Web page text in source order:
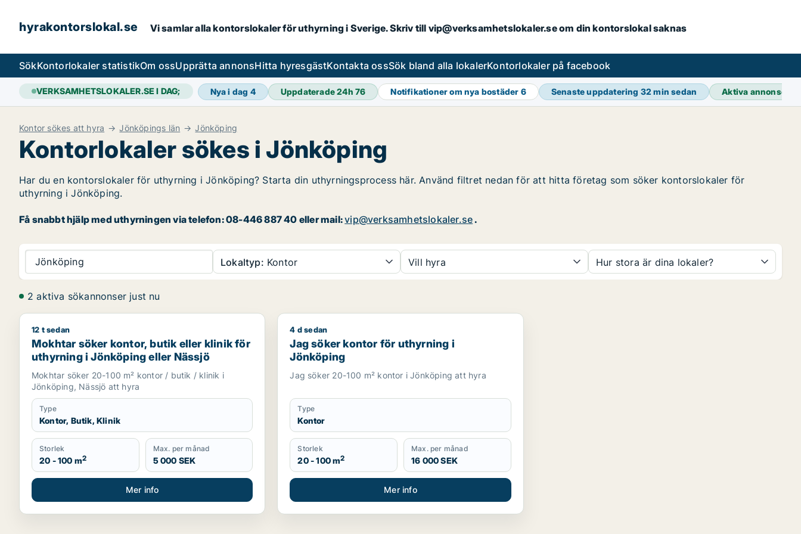
hyrakontorslokal.se Vi samlar alla kontorslokaler för uthyrning i Sverige. Skriv till vip@verksamhetslokaler.se om din kontorslokal saknas
SökKontorlokaler statistikOm ossUpprätta annonsHitta hyresgästKontakta ossSök bland alla lokalerKontorlokaler på facebook
VERKSAMHETSLOKALER.SE I DAG; Nya i dag 4 Uppdaterade 24h76 Notifikationer om nya bostäder 6 Senaste uppdatering 32 min sedan Aktiva annonser
Kontor sökes att hyra Jönköpings län Jönköping
Kontorlokaler sökes i Jönköping
Har du en kontorslokaler för uthyrning i Jönköping? Starta din uthyrningsprocess här. Använd filtret nedan för att hitta företag som söker kontorslokaler för
uthyrning i Jönköping.
Få snabbt hjälp med uthyrningen via telefon: 08-446 887 40 eller mail:vip@verksamhetslokaler.se.
Jönköping Lokaltyp: Kontor Vill hyra Hur stora är dina lokaler?
2 aktiva sökannonser just nu
Mokhtar söker kontor, butik eller klinik för uthyrning i Jönköping eller Nässjö
12 t sedan
Mokhtar söker kontor, butik eller klinik för
uthyrning i Jönköping eller Nässjö
Mokhtar söker 20-100 m² kontor / butik / klinik i
Jönköping, Nässjö att hyra
Type
Kontor, Butik, Klinik
Storlek
20 - 100 m2
Max. per månad
5 000 SEK
Mer info
Jag söker kontor för uthyrning i Jönköping
4 d sedan
Jag söker kontor för uthyrning i
Jönköping
Jag söker 20-100 m² kontor i Jönköping att hyra
Type
Kontor
Storlek
20 - 100 m2
Max. per månad
16 000 SEK
Mer info